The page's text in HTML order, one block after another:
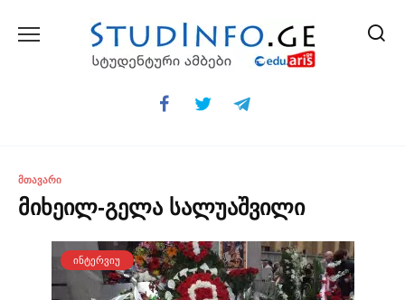
ᲛᲗᲐᲕᲐᲠᲘ
მიხეილ-გელა სალუაშვილი
ᲘᲜᲢᲔᲠᲕᲘᲣ